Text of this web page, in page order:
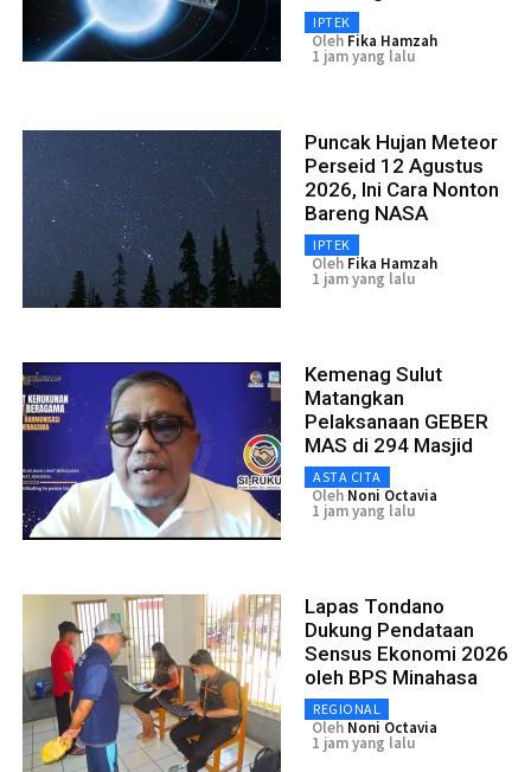
IPTEK
Oleh Fika Hamzah
1 jam yang lalu
Puncak Hujan Meteor
Perseid 12 Agustus
2026, Ini Cara Nonton
Bareng NASA
IPTEK
Oleh Fika Hamzah
1 jam yang lalu
Kemenag Sulut
Matangkan
Pelaksanaan GEBER
MAS di 294 Masjid
ASTA CITA
Oleh Noni Octavia
1 jam yang lalu
Lapas Tondano
Dukung Pendataan
Sensus Ekonomi 2026
oleh BPS Minahasa
REGIONAL
Oleh Noni Octavia
1 jam yang lalu